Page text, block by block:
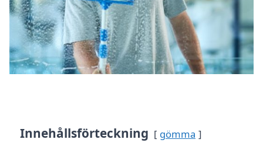
Innehållsförteckning gömma